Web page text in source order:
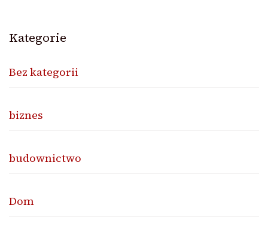
Kategorie
Bez kategorii
biznes
budownictwo
Dom